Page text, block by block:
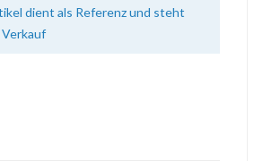
dient als Referenz und steht